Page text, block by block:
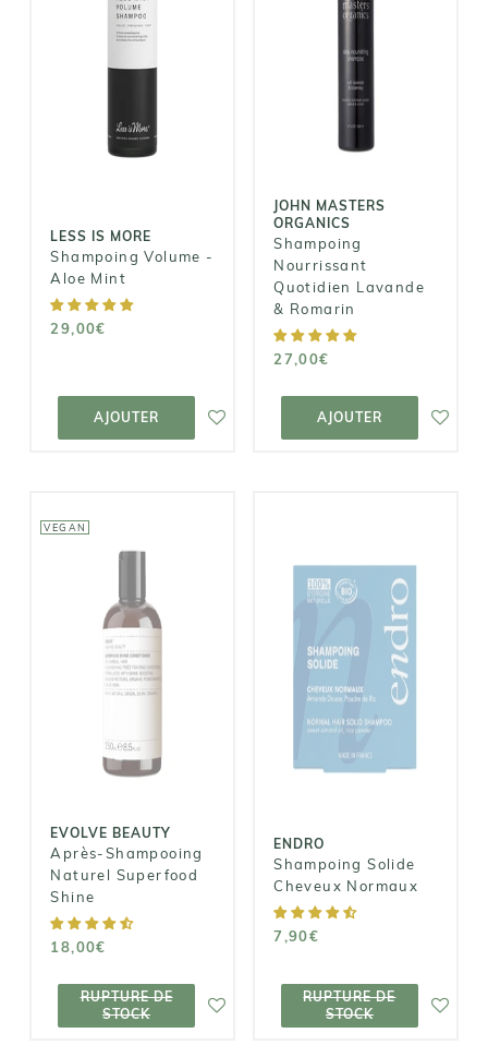
LESS IS MORE
Shampoing Volume -
Aloe Mint
29,00€
AJOUTER
LESS IS MORE
Volume - Aloe
Mint
AJOUTER AU
PANIER
JOHN MASTERS
ORGANICS
Shampoing
Nourrissant
Quotidien Lavande
& Romarin
27,00€
AJOUTER
ORGANICS
Shampoing
Nourrissant
Quotidien
Lavande &
27,00€
AJOUTER AU
PANIER
VEGAN
EVOLVE BEAUTY
Après-Shampooing
Naturel Superfood
Shine
18,00€
RUPTURE DE
STOCK
EVOLVE
BEAUTY
Après-
Superfood
Shine
RUPTURE DE
STOCK
ENDRO
Shampoing Solide
Cheveux Normaux
7,90€
RUPTURE DE
STOCK
ENDRO
Shampoing
Solide
Cheveux
Normaux
RUPTURE DE
STOCK